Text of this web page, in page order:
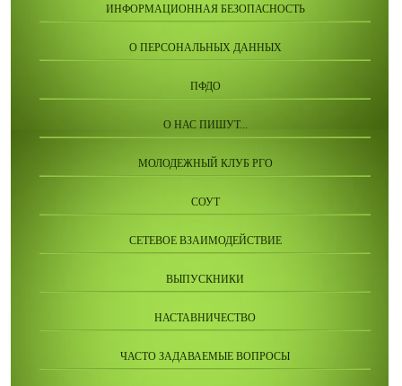
ИНФОРМАЦИОННАЯ БЕЗОПАСНОСТЬ
О ПЕРСОНАЛЬНЫХ ДАННЫХ
ПФДО
О НАС ПИШУТ...
МОЛОДЕЖНЫЙ КЛУБ РГО
СОУТ
СЕТЕВОЕ ВЗАИМОДЕЙСТВИЕ
ВЫПУСКНИКИ
НАСТАВНИЧЕСТВО
ЧАСТО ЗАДАВАЕМЫЕ ВОПРОСЫ